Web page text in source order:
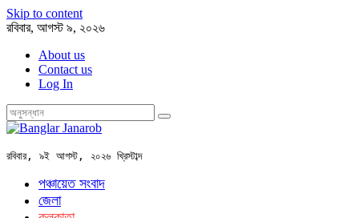
Skip to content
রবিবার, আগস্ট ৯, ২০২৬
About us
Contact us
Log In
রবিবার, ৯ই আগস্ট, ২০২৬ খ্রিস্টাব্দ
পঞ্চায়েত সংবাদ
জেলা